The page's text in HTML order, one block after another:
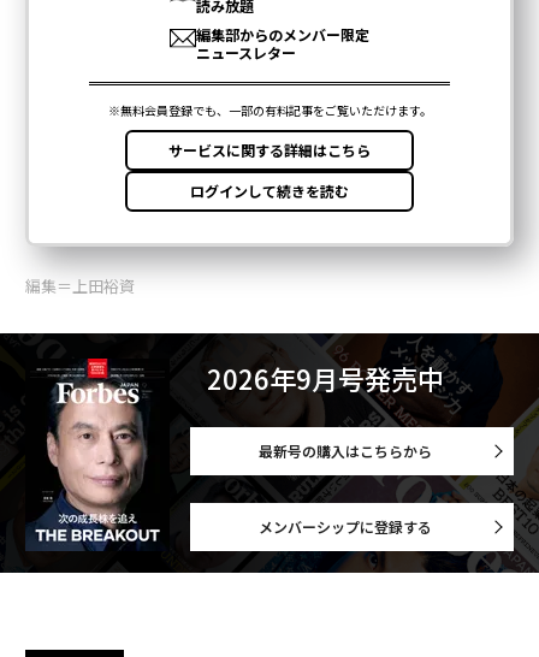
編集＝上田裕資
2026年9月号発売中
最新号の購入はこちらから
メンバーシップに登録する